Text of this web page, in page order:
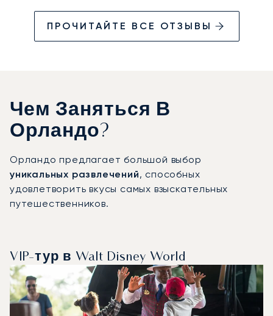
ПРОЧИТАЙТЕ ВСЕ ОТЗЫВЫ
Чем Заняться В
Орландо?
Орландо предлагает большой выбор
уникальных развлечений, способных
удовлетворить вкусы самых взыскательных
путешественников.
VIP-тур в Walt Disney World